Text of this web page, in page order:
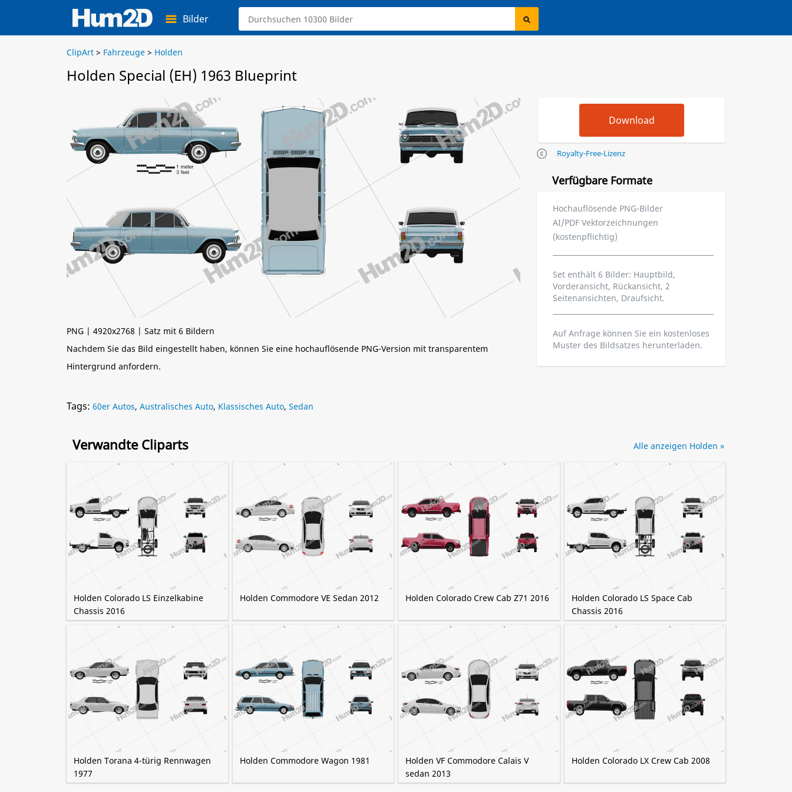
Bilder
ClipArt > Fahrzeuge > Holden
Holden Special (EH) 1963 Blueprint
PNG | 4920x2768 | Satz mit 6 Bildern
Nachdem Sie das Bild eingestellt haben, können Sie eine hochauflösende PNG-Version mit transparentem
Hintergrund anfordern.
Royalty-Free-Lizenz
Verfügbare Formate
Hochauflösende PNG-Bilder
AI/PDF Vektorzeichnungen
(kostenpflichtig)
Set enthält 6 Bilder: Hauptbild,
Vorderansicht, Rückansicht, 2
Seitenansichten, Draufsicht.
Auf Anfrage können Sie ein kostenloses
Muster des Bildsatzes herunterladen.
Tags: 60er Autos, Australisches Auto, Klassisches Auto, Sedan
Verwandte Cliparts
Holden Colorado LS Einzelkabine
Chassis 2016
Holden Commodore VE Sedan 2012 Holden Colorado Crew Cab Z71 2016
Holden Colorado LS Space Cab
Chassis 2016
Holden Torana 4-türig Rennwagen
1977
Holden Commodore Wagon 1981
Holden VF Commodore Calais V
sedan 2013
Holden Colorado LX Crew Cab 2008
Alle anzeigen Holden »